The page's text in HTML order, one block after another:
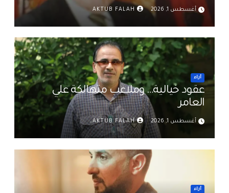
أغسطس 1, 2026 AKTUB FALAH
أراء
عقود خيالية… وملاعب متهالكة علي
العامر
أغسطس 1, 2026 AKTUB FALAH
أراء